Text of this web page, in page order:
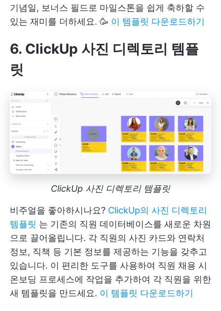
기념일, 보너스 필드로 마일스톤을 쉽게 축하할 수
있는 재미를 더하세요. 🥳 이 템플릿 다운로드하기
6. ClickUp 사진 디렉토리 템플
릿
ClickUp 사진 디렉토리 템플릿
비주얼을 좋아하시나요? ClickUp의 사진 디렉토리
템플릿 는 기존의 직원 데이터베이스를 새로운 차원
으로 끌어올립니다. 각 직원의 사진 카드와 연락처
정보, 직책 등 기본 정보를 제공하는 기능을 갖추고
있습니다. 이 편리한 도구를 사용하여 직원 채용 시
온보딩 프로세스에 작업을 추가하여 각 직원을 위한
새 템플릿을 만드세요. 이 템플릿 다운로드하기